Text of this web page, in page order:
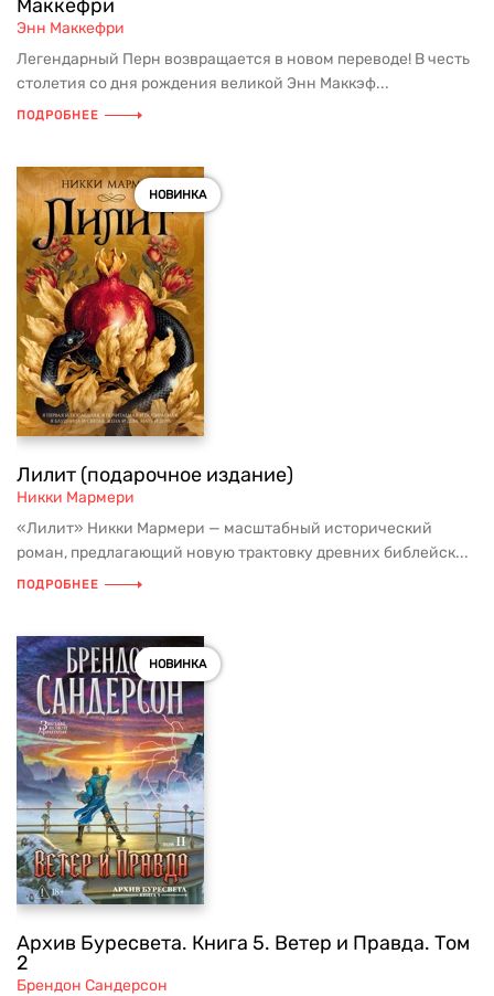
Маккефри
Энн Маккефри
Легендарный Перн возвращается в новом переводе! В честь
столетия со дня рождения великой Энн Маккэф...
ПОДРОБНЕЕ
НОВИНКА
Лилит (подарочное издание)
Никки Мармери
«Лилит» Никки Мармери — масштабный исторический
роман, предлагающий новую трактовку древних библейск...
ПОДРОБНЕЕ
НОВИНКА
Архив Буресвета. Книга 5. Ветер и Правда. Том
2
Брендон Сандерсон